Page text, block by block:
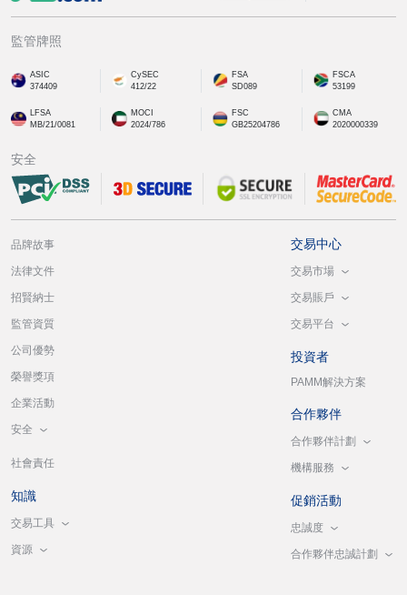
監管牌照
ASIC
374409
CySEC
412/22
FSA
SD089
FSCA
53199
LFSA
MB/21/0081
MOCI
2024/786
FSC
GB25204786
CMA
2020000339
安全
品牌故事
法律文件
招賢納士
監管資質
公司優勢
榮譽獎項
企業活動
安全
社會責任
知識
交易工具
資源
交易中心
交易市場
交易賬戶
交易平台
投資者
PAMM解決方案
合作夥伴
合作夥伴計劃
機構服務
促銷活動
忠誠度
合作夥伴忠誠計劃